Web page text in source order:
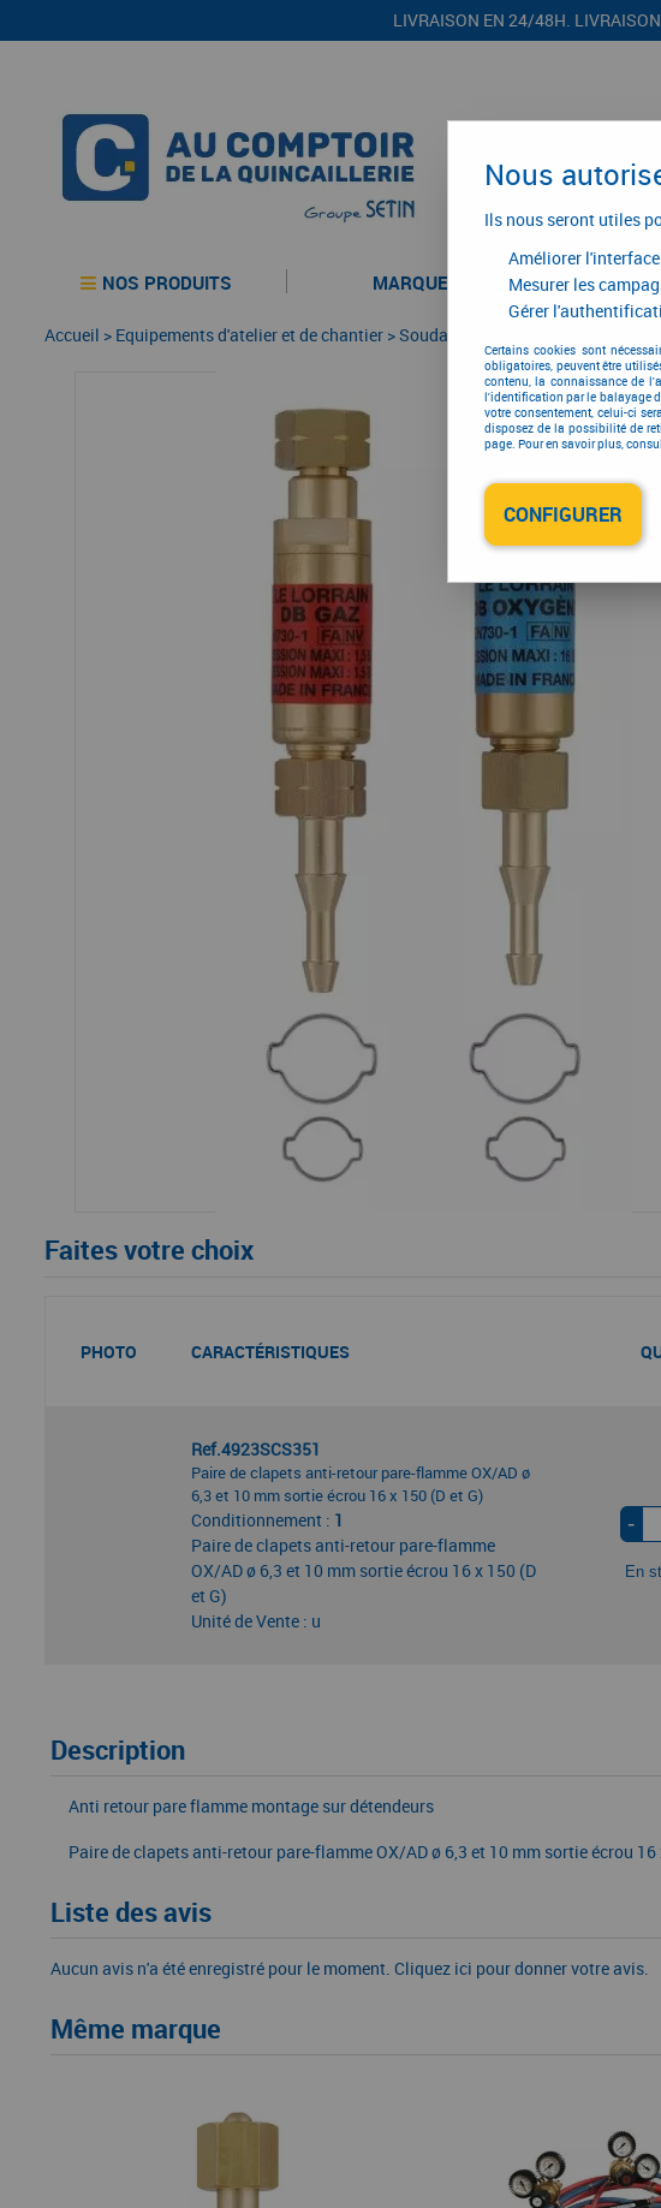
LIVRAISON EN 24/48H.
NOS PRODUITS MARQUES
Accueil > Equipements d'atelier et de chantier >Soudage
Faites votre choix
PHOTO CARACTÉRISTIQUES
Ref.4923SCS351
Paire de clapets anti-retour pare-flamme OX/AD ø
6,3 et 10 mm sortie écrou 16 x 150 (D et G)
Conditionnement : 1
Paire de clapets anti-retour pare-flamme
OX/AD ø 6,3 et 10 mm sortie écrou 16 x 150 (D
et G)
Unité de Vente : u
-
En
Description
Anti retour pare flamme montage sur détendeurs
Paire de clapets anti-retour pare-flamme OX/AD ø 6,3 et 10 mm sortie écrou 16
Liste des avis
Aucun avis n'a été enregistré pour le moment. Cliquez ici pour donner votre avis.
Même marque
Nous
Ils nous seront utiles
Améliorer
Mesurer les
Gérer
Certains cookies sont
obligatoires, peuvent être
contenu, la connaissance de
l'identification par le balayage
votre consentement, celui-ci
disposez de la possibilité de
page. Pour en savoir plus,
CONFIGURER